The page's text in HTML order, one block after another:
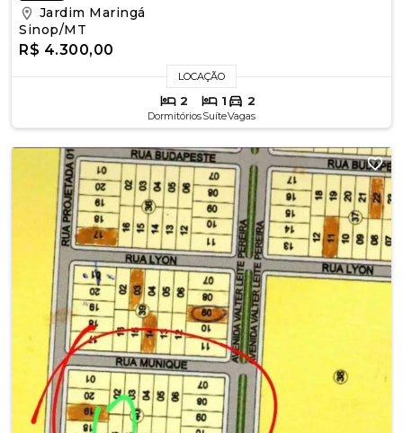
Jardim Maringá
Sinop/MT
R$ 4.300,00
LOCAÇÃO
2
Dormitórios
1
Suíte
2
Vagas